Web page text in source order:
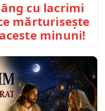
cu lacrimi
mărturisește
minuni!